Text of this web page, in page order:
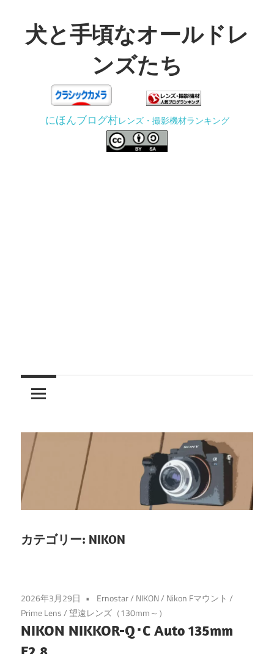
テ犬と手頃なオールドレ
ンズたち
う
にほんブログ村レンズ・撮影機材ランキング
カテゴリー: NIKON
2026年3月29日 Ernostar/ NIKON/ Nikon Fマウント /
Prime Lens/望遠レンズ（130mm～）
NIKON NIKKOR-Q･C Auto 135mm